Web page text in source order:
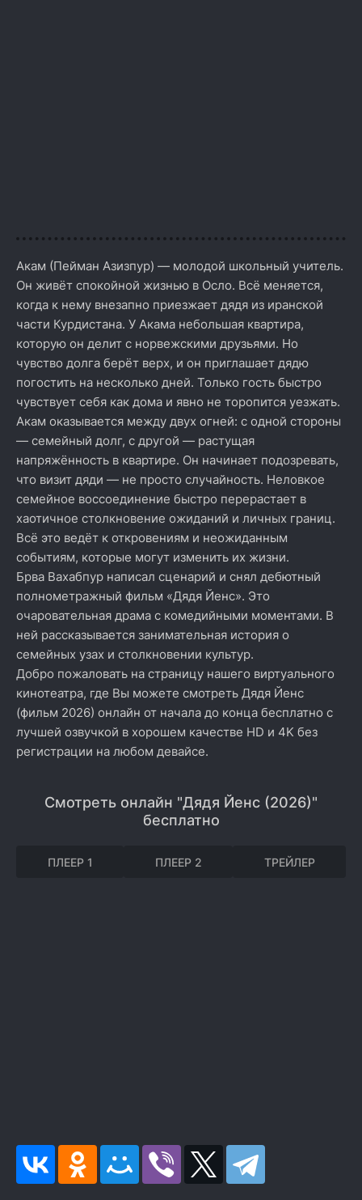
Акам (Пейман Азизпур) — молодой школьный учитель.
Он живёт спокойной жизнью в Осло. Всё меняется,
когда к нему внезапно приезжает дядя из иранской
части Курдистана. У Акама небольшая квартира,
которую он делит с норвежскими друзьями. Но
чувство долга берёт верх, и он приглашает дядю
погостить на несколько дней. Только гость быстро
чувствует себя как дома и явно не торопится уезжать.
Акам оказывается между двух огней: с одной стороны
— семейный долг, с другой — растущая
напряжённость в квартире. Он начинает подозревать,
что визит дяди — не просто случайность. Неловкое
семейное воссоединение быстро перерастает в
хаотичное столкновение ожиданий и личных границ.
Всё это ведёт к откровениям и неожиданным
событиям, которые могут изменить их жизни.
Брва Вахабпур написал сценарий и снял дебютный
полнометражный фильм «Дядя Йенс». Это
очаровательная драма с комедийными моментами. В
ней рассказывается занимательная история о
семейных узах и столкновении культур.
Добро пожаловать на страницу нашего виртуального
кинотеатра, где Вы можете смотреть Дядя Йенс
(фильм 2026) онлайн от начала до конца бесплатно с
лучшей озвучкой в хорошем качестве HD и 4K без
регистрации на любом девайсе.
Смотреть онлайн "Дядя Йенс (2026)"
бесплатно
ПЛЕЕР 1 ПЛЕЕР 2 ТРЕЙЛЕР